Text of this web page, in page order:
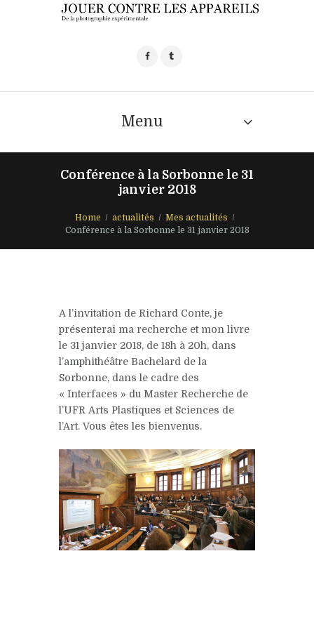
Menu
Conférence à la Sorbonne le 31
janvier 2018
Home actualités
Mes actualités
Conférence à la Sorbonne le 31 janvier 2018
A l’invitation de Richard Conte, je
présenterai ma recherche et mon livre
le 31 janvier 2018, de 18h à 20h, dans
l’amphithéâtre Bachelard de la
Sorbonne, dans le cadre des
« Interfaces » du Master Recherche de
l’UFR Arts Plastiques et Sciences de
l’Art. Vous êtes les bienvenus.